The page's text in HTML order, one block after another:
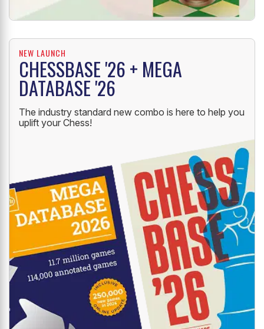
CHESSBASE '26 + MEGA
DATABASE '26
The industry standard new combo is here to help you
uplift your Chess!